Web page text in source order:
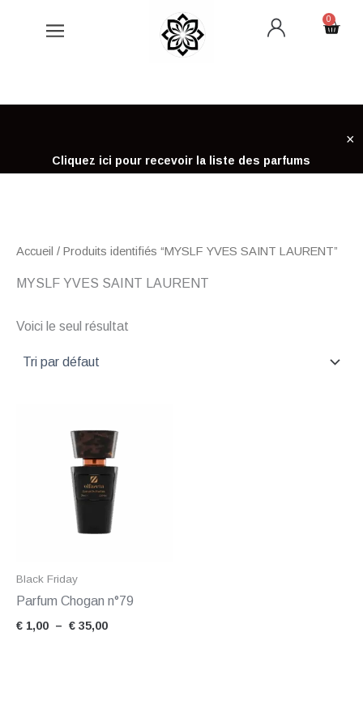
0
Cart
Cliquez ici pour recevoir la liste des parfums
×
Accueil / Produits identifiés “MYSLF YVES SAINT LAURENT”
MYSLF YVES SAINT LAURENT
Voici le seul résultat
Black Friday
Parfum Chogan n°79
€ 1,00 – € 35,00
prix :
€ 1,00
à
€ 35,00